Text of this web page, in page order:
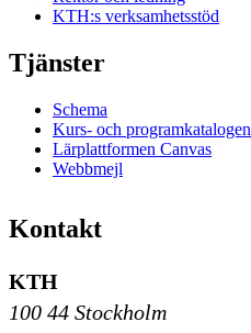
KTH:s verksamhetsstöd
Tjänster
Schema
Kurs- och programkatalogen
Lärplattformen Canvas
Webbmejl
Kontakt
KTH
100 44 Stockholm